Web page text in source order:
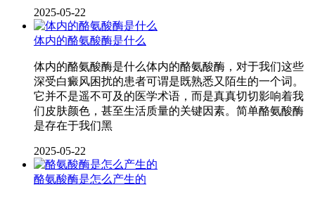
2025-05-22
体内的酪氨酸酶是什么
体内的酪氨酸酶是什么体内的酪氨酸酶，对于我们这些
深受白癜风困扰的患者可谓是既熟悉又陌生的一个词。
它并不是遥不可及的医学术语，而是真真切切影响着我
们皮肤颜色，甚至生活质量的关键因素。简单酪氨酸酶
是存在于我们黑
2025-05-22
酪氨酸酶是怎么产生的